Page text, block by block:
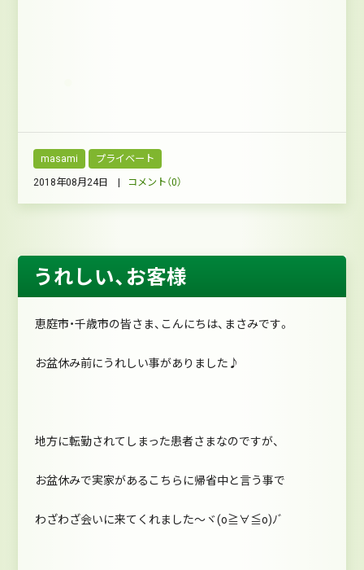
masami プライベート
2018年08月24日 | コメント（0）
うれしい、お客様
恵庭市・千歳市の皆さま、こんにちは、まさみです。
お盆休み前にうれしい事がありました♪
地方に転勤されてしまった患者さまなのですが、
お盆休みで実家があるこちらに帰省中と言う事で
わざわざ会いに来てくれました～ヾ(o≧∀≦o)ﾉﾞ